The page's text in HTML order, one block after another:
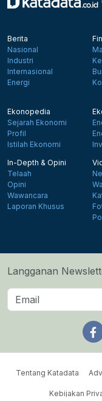
Berita
Nasional
Industri
Internasional
Energi
Ekonopedia
Sejarah Ekonomi
Profil
Istilah Ekonomi
In-Depth & Opini
Telaah
Opini
Wawancara
Laporan Khusus
Langganan
Tentang Katadata
Kebijakan